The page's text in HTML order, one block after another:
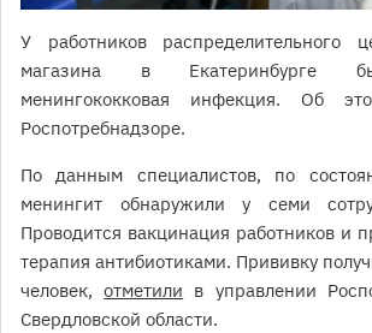
У работников распределительного
магазина в Екатеринбурге
менингококковая инфекция. Об
Роспотребнадзоре.
По данным специалистов, по
менингит обнаружили у семи
Проводится вакцинация работников и
терапия антибиотиками. Прививку
человек,отметили в управлении
Свердловской области.